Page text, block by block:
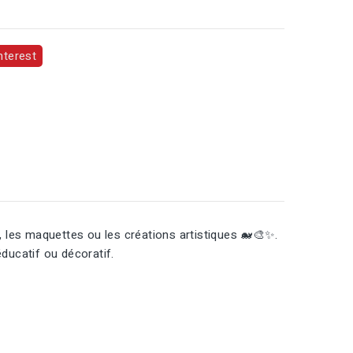
maquettes ou les créations artistiques 🐋🎨✨.
ou décoratif.